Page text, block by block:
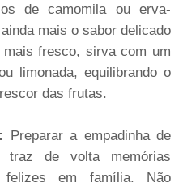
os de camomila ou erva-
mais o sabor delicado
fresco, sirva com um
limonada, equilibrando o
das frutas.
Preparar a empadinha de
traz de volta memórias
felizes em família. Não